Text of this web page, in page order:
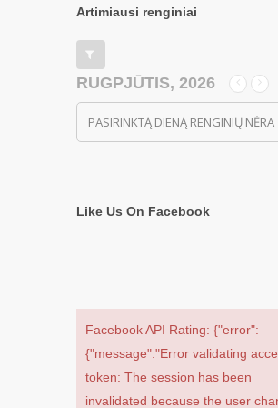
Artimiausi renginiai
RUGPJŪTIS, 2026
PASIRINKTĄ DIENĄ RENGINIŲ NĖRA
Like Us On Facebook
Facebook API Rating: {"error":
{"message":"Error validating
token: The session has been
invalidated because the user